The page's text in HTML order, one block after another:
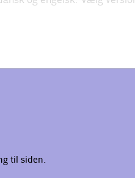
til siden.